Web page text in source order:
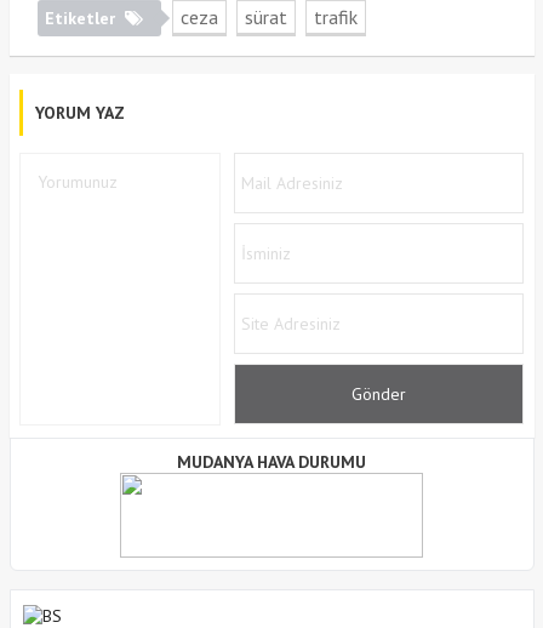
Etiketler ceza sürat trafik
YORUM YAZ
MUDANYA HAVA DURUMU